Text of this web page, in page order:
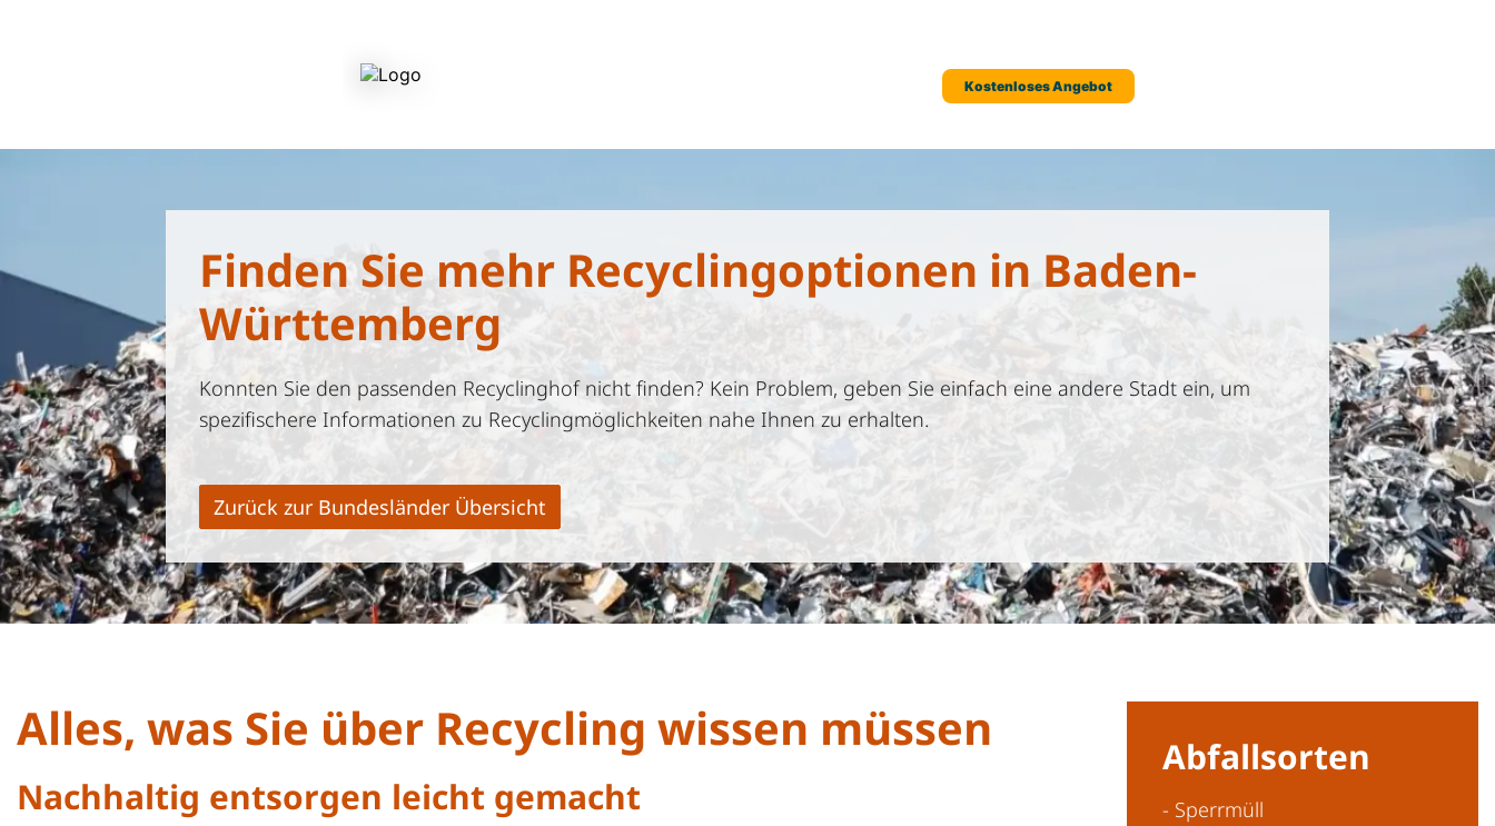
Finden Sie mehr Recyclingoptionen in Baden-
Württemberg
Konnten Sie den passenden Recyclinghof nicht finden? Kein Problem, geben Sie einfach eine andere Stadt ein, um
spezifischere Informationen zu Recyclingmöglichkeiten nahe Ihnen zu erhalten.
Zurück zur Bundesländer Übersicht
Alles, was Sie über Recycling wissen müssen
Nachhaltig entsorgen leicht gemacht
Abfallsorten
- Sperrmüll